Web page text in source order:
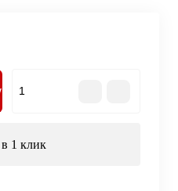
1 клик